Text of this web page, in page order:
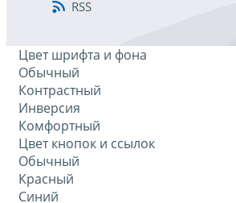
RSS
Цвет шрифта и фона
Обычный
Контрастный
Инверсия
Комфортный
Цвет кнопок и ссылок
Обычный
Красный
Синий